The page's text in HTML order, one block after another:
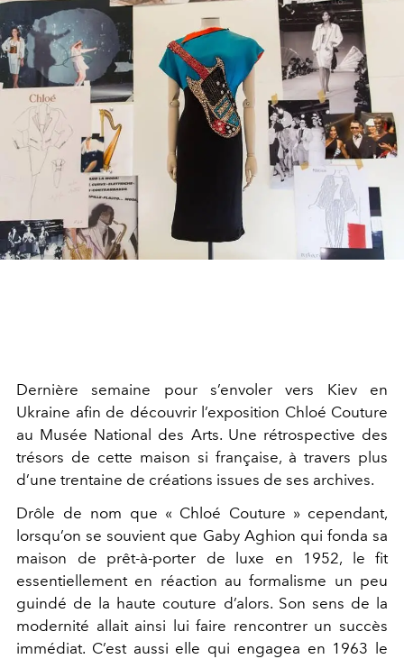
Dernière semaine pour s’envoler vers Kiev en
Ukraine afin de découvrir l’exposition Chloé Couture
au Musée National des Arts. Une rétrospective des
trésors de cette maison si française, à travers plus
d’une trentaine de créations issues de ses archives.
Drôle de nom que « Chloé Couture » cependant,
lorsqu’on se souvient que Gaby Aghion qui fonda sa
maison de prêt-à-porter de luxe en 1952, le fit
essentiellement en réaction au formalisme un peu
guindé de la haute couture d’alors. Son sens de la
modernité allait ainsi lui faire rencontrer un succès
immédiat. C’est aussi elle qui engagea en 1963 le